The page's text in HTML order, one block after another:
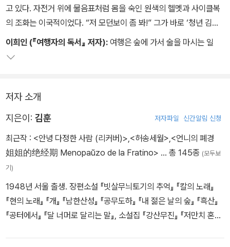
고 있다. 자전거 위에 물음표처럼 몸을 숙인 원색의 헬멧과 사이클복
의 조화는 이국적이었다. “저 모던보이 좀 봐!” 그가 바로 ‘청년 김
훈’이었다. 자동차와 문명이 통제된 길들을 저렇게 날렵한 물음의 자
‘밥벌이’의 가파름에서부터 ‘문장’을 향한 열망까지를 넘나드는 ‘처사
하 굽이굽이에 틀어앉은 만물을 몸 안쪽으로 끌어당겨 설(說)과 학
(學)으로 세우곤 하는 그의 사유와 언어는 생태학과 지리학과 역사학
과 인류학과 종교학을 종(縱)하고 횡(橫)한다. 가히 엄결하고 섬세한
인문주의의 정수라 할 만하다.
진정 높은 것들은 높은 것들 속에서,
진정 깊은 것들은 깊은 것들 속에서 나오게 마련인가보다.
이희인 (『여행자의 독서』 저자): 여행은 숲에 가서 술을 마시는 일
저자 소개
지은이: 김훈 저자파일 신간알림 신청
최근작 : <안녕 다정한 사람 (리커버)>,<허송세월>,<언니의 폐경
姐姐的绝经期 Menopaŭzo de la Fratino> … 총 145종 (모두보
기)
1948년 서울 출생. 장편소설 『빗살무늬토기의 추억』 『칼의 노래』
『현의 노래』 『개』 『남한산성』 『공무도하』 『내 젊은 날의 숲』 『흑산』
『공터에서』 『달 너머로 달리는 말』, 소설집 『강산무진』 『저만치 혼자